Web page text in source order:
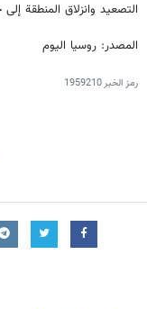
التصعيد وانزلاق المنطقة
المصدر: روسيا اليوم
رمز الخبر1959210